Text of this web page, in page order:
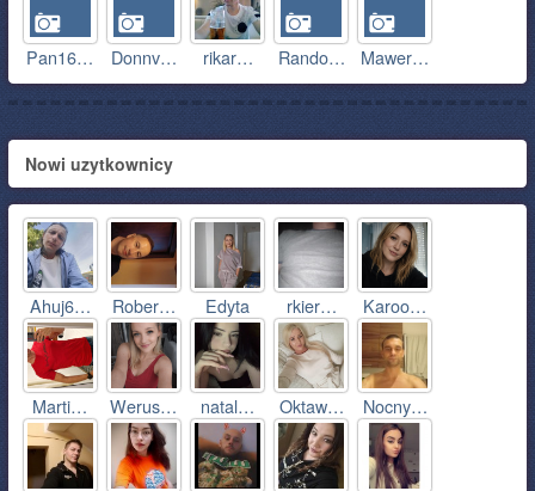
Pan16… Donnv… rikar… Rando… Mawer…
Nowi uzytkownicy
Ahuj6… Rober… Edyta rkier… Karoo…
Marti… Werus… natal… Oktaw… Nocny…